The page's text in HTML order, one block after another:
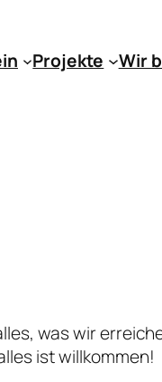
Projekte Wir
was wir
ist willkommen!